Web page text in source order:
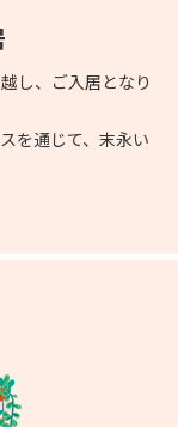
し、ご入居となり
を通じて、末永い